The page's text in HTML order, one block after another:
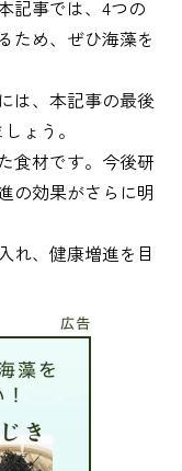
記事では、4つの
ため、ぜひ海藻を
は、本記事の最後
ょう。
食材です。今後研
の効果がさらに明
れ、健康増進を目